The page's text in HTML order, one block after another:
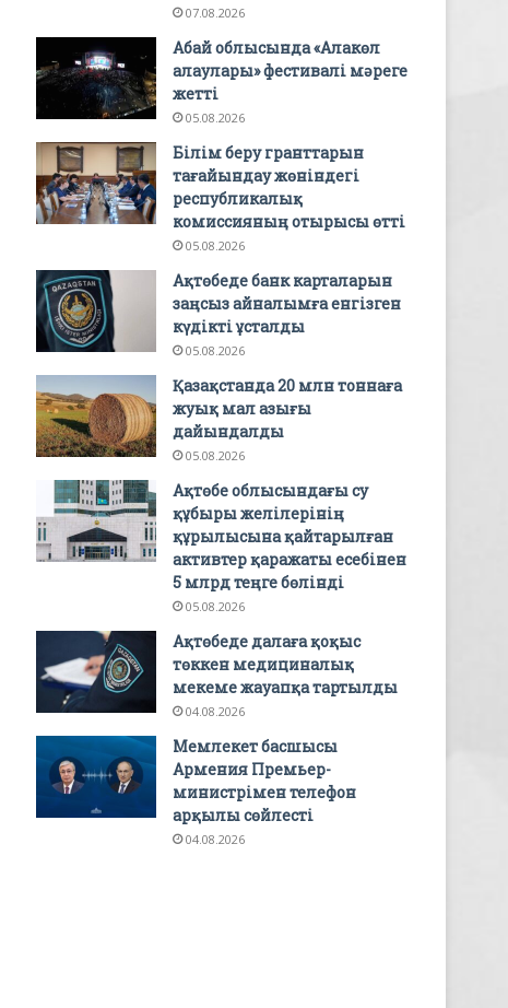
07.08.2026
Абай облысында «Алакөл
алаулары» фестивалі мәреге
жетті
05.08.2026
Білім беру гранттарын
тағайындау жөніндегі
республикалық
комиссияның отырысы өтті
05.08.2026
Ақтөбеде банк карталарын
заңсыз айналымға енгізген
күдікті ұсталды
05.08.2026
Қазақстанда 20 млн тоннаға
жуық мал азығы
дайындалды
05.08.2026
Ақтөбе облысындағы су
құбыры желілерінің
құрылысына қайтарылған
активтер қаражаты есебінен
5 млрд теңге бөлінді
05.08.2026
Ақтөбеде далаға қоқыс
төккен медициналық
мекеме жауапқа тартылды
04.08.2026
Мемлекет басшысы
Армения Премьер-
министрімен телефон
арқылы сөйлесті
04.08.2026